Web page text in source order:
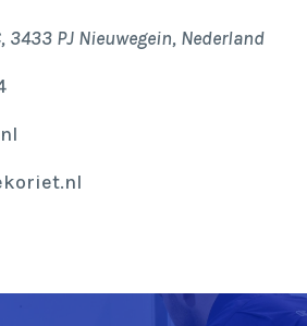
3433 PJ Nieuwegein, Nederland